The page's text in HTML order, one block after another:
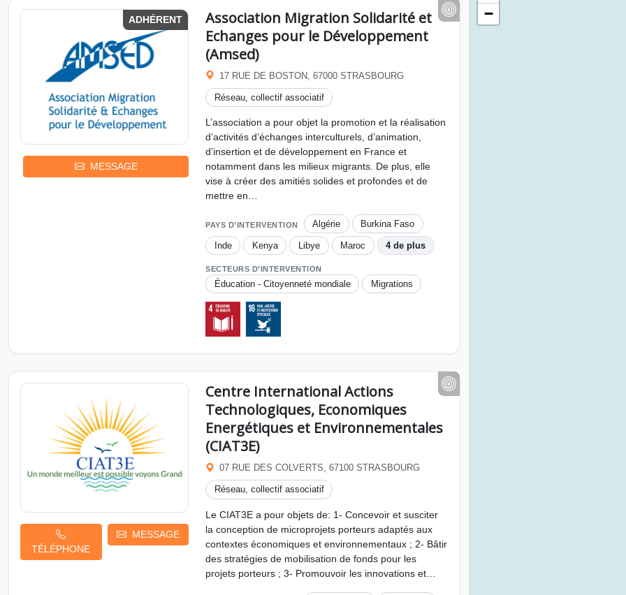
ADHÉRENT
MESSAGE
Association Migration Solidarité et
Echanges pour le Développement
(Amsed)
17 RUE DE BOSTON, 67000 STRASBOURG
Réseau, collectif associatif
L’association a pour objet la promotion et la réalisation
d’activités d’échanges interculturels, d’animation,
d’insertion et de développement en France et
notamment dans les milieux migrants. De plus, elle
vise à créer des amitiés solides et profondes et de
mettre en…
PAYS D’INTERVENTION Algérie Burkina Faso
Inde Kenya Libye Maroc 4 de plus
SECTEURS D’INTERVENTION
Éducation - Citoyenneté mondiale Migrations
TÉLÉPHONE
MESSAGE
Centre International Actions
Technologiques, Economiques
Energétiques et Environnementales
(CIAT3E)
07 RUE DES COLVERTS, 67100 STRASBOURG
Réseau, collectif associatif
Le CIAT3E a pour objets de: 1- Concevoir et susciter
la conception de microprojets porteurs adaptés aux
contextes économiques et environnementaux ; 2- Bâtir
des stratégies de mobilisation de fonds pour les
projets porteurs ; 3- Promouvoir les innovations et…
−